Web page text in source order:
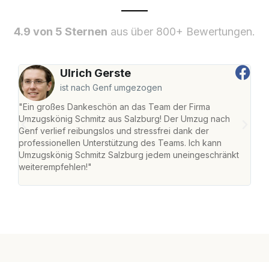
4.9 von 5 Sternen aus über 800+ Bewertungen.
Ulrich Gerste
ist nach Genf umgezogen
"Ein großes Dankeschön an das Team der Firma
Umzugskönig Schmitz aus Salzburg! Der Umzug nach
Genf verlief reibungslos und stressfrei dank der
professionellen Unterstützung des Teams. Ich kann
Umzugskönig Schmitz Salzburg jedem uneingeschränkt
weiterempfehlen!"